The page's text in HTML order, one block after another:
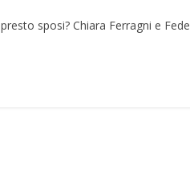
sposi? Chiara Ferragni e